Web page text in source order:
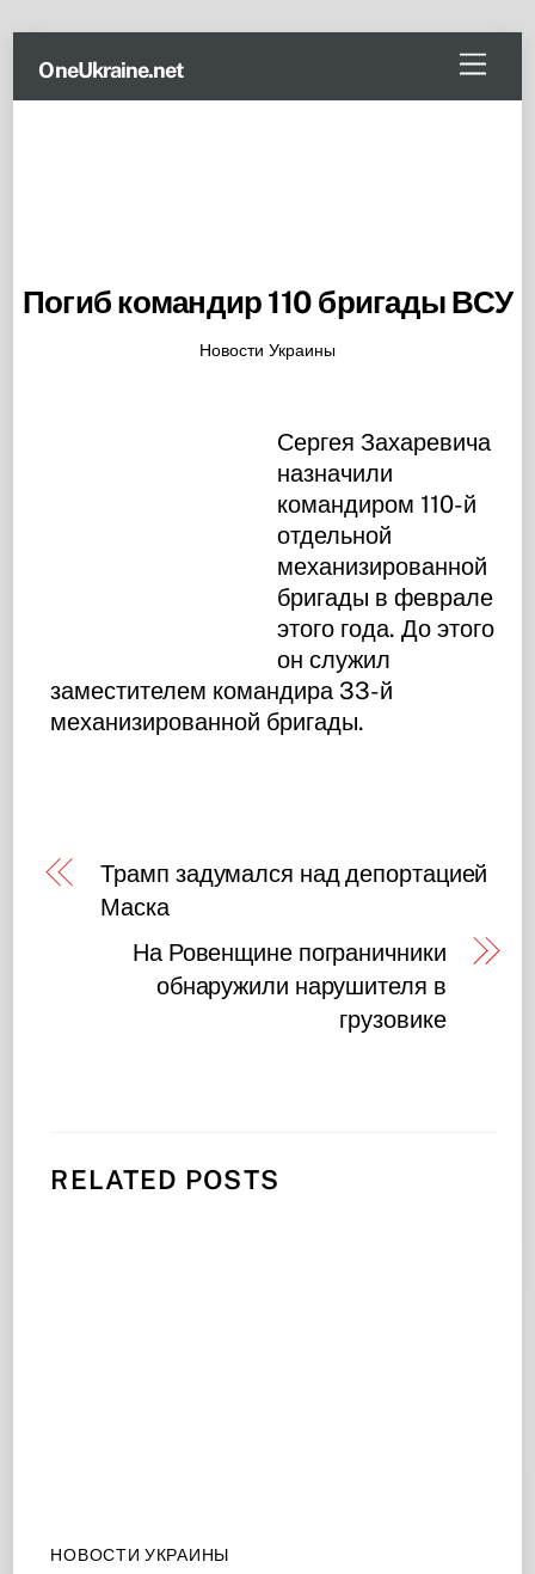
content
Menu
OneUkraine.net
Погиб командир 110 бригады ВСУ
Новости Украины
Сергея Захаревича
назначили
командиром 110-й
отдельной
механизированной
бригады в феврале
этого года. До этого
он служил
заместителем командира 33-й
механизированной бригады.
Трамп задумался над депортацией
Маска
На Ровенщине пограничники
обнаружили нарушителя в
грузовике
RELATED POSTS
НОВОСТИ УКРАИНЫ